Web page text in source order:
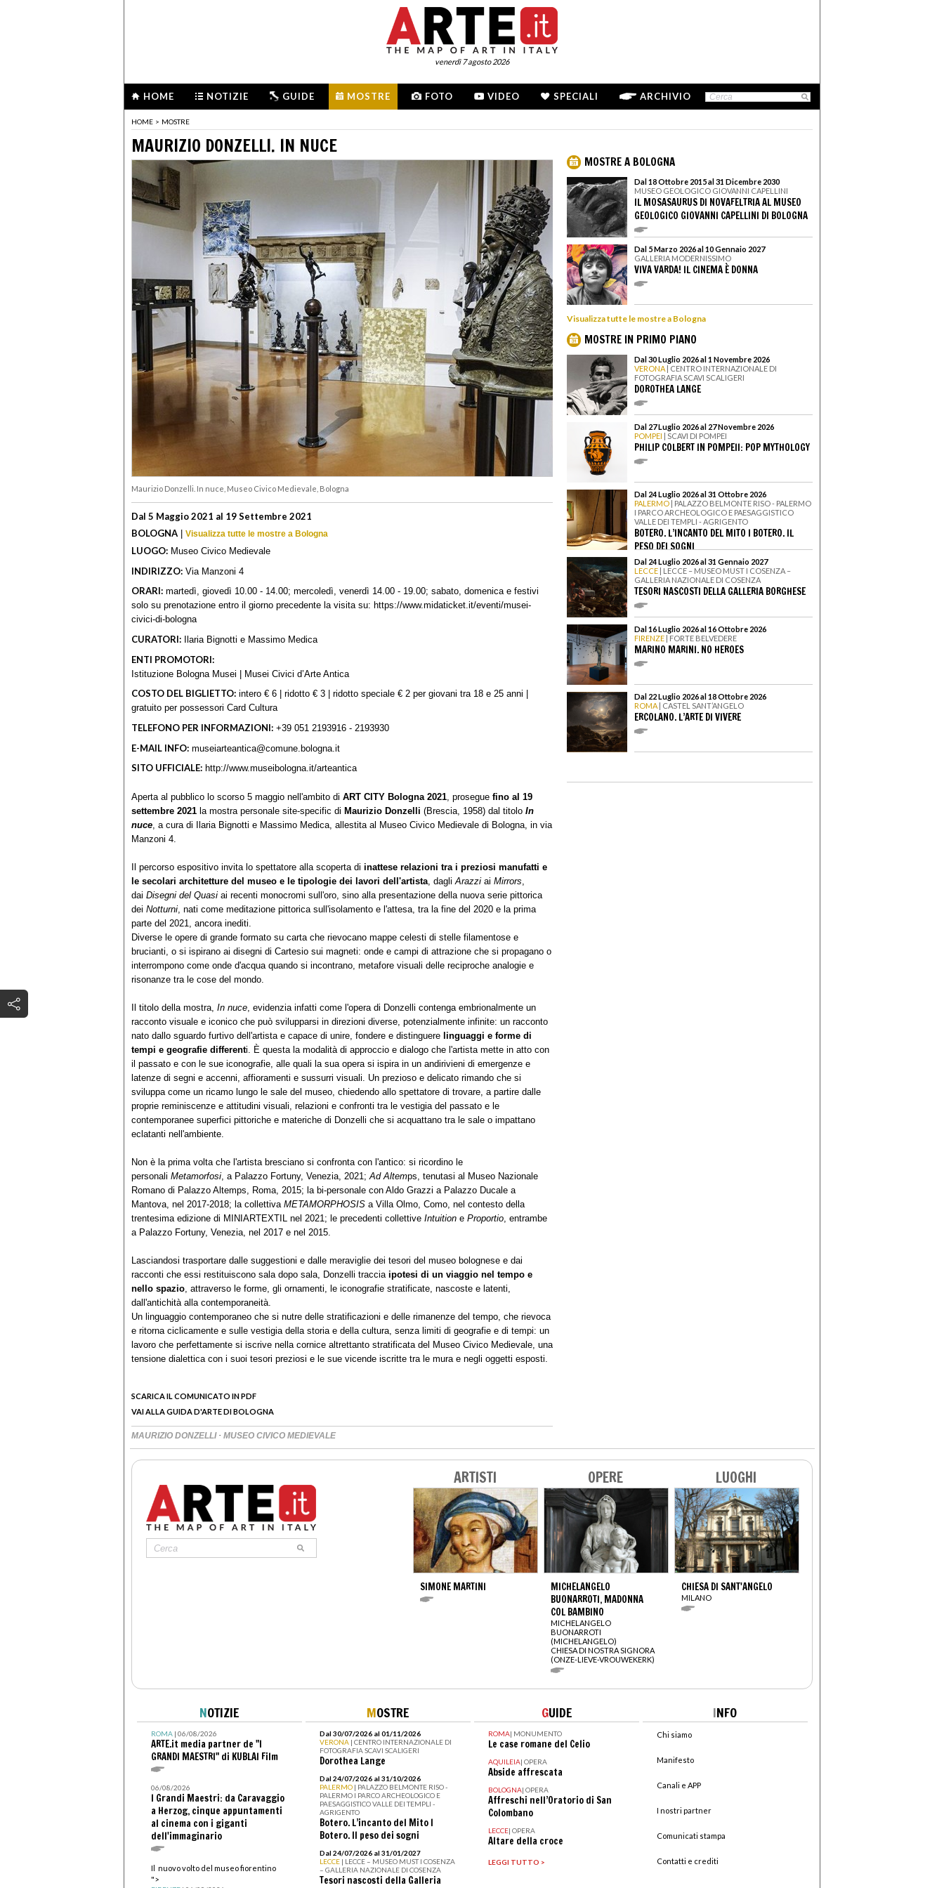
venerdì 7 agosto 2026
HOME NOTIZIE GUIDE MOSTRE FOTO VIDEO SPECIALI ARCHIVIO
HOME > MOSTRE
MAURIZIO DONZELLI. IN NUCE
Maurizio Donzelli. In nuce, Museo Civico Medievale, Bologna
Dal 5 Maggio 2021 al 19 Settembre 2021
BOLOGNA | Visualizza tutte le mostre a Bologna
LUOGO: Museo Civico Medievale
INDIRIZZO: Via Manzoni 4
ORARI: martedì, giovedì 10.00 - 14.00; mercoledì, venerdì 14.00 - 19.00; sabato, domenica e festivi
solo su prenotazione entro il giorno precedente la visita su: https://www.midaticket.it/eventi/musei-
civici-di-bologna
CURATORI: Ilaria Bignotti e Massimo Medica
ENTI PROMOTORI:
Istituzione Bologna Musei | Musei Civici d’Arte Antica
COSTO DEL BIGLIETTO: intero € 6 | ridotto € 3 | ridotto speciale € 2 per giovani tra 18 e 25 anni |
gratuito per possessori Card Cultura
TELEFONO PER INFORMAZIONI: +39 051 2193916 - 2193930
E-MAIL INFO: museiarteantica@comune.bologna.it
SITO UFFICIALE: http://www.museibologna.it/arteantica
Aperta al pubblico lo scorso 5 maggio nell'ambito di ART CITY Bologna 2021, prosegue fino al 19
settembre 2021 la mostra personale site-specific di Maurizio Donzelli (Brescia, 1958) dal titolo In
nuce, a cura di Ilaria Bignotti e Massimo Medica, allestita al Museo Civico Medievale di Bologna, in via
Manzoni 4.
Il percorso espositivo invita lo spettatore alla scoperta di inattese relazioni tra i preziosi manufatti e
le secolari architetture del museo e le tipologie dei lavori dell'artista, dagliArazzi ai Mirrors,
dai Disegni del Quasi ai recenti monocromi sull'oro, sino alla presentazione della nuova serie pittorica
dei Notturni, nati come meditazione pittorica sull'isolamento e l'attesa, tra la fine del 2020 e la prima
parte del 2021, ancora inediti.
Diverse le opere di grande formato su carta che rievocano mappe celesti di stelle filamentose e
brucianti, o si ispirano ai disegni di Cartesio sui magneti: onde e campi di attrazione che si propagano o
interrompono come onde d'acqua quando si incontrano, metafore visuali delle reciproche analogie e
risonanze tra le cose del mondo.
Il titolo della mostra, In nuce, evidenzia infatti come l'opera di Donzelli contenga embrionalmente un
racconto visuale e iconico che può svilupparsi in direzioni diverse, potenzialmente infinite: un racconto
nato dallo sguardo furtivo dell'artista e capace di unire, fondere e distinguere linguaggi e forme di
tempi e geografie differenti. È questa la modalità di approccio e dialogo che l'artista mette in atto con
il passato e con le sue iconografie, alle quali la sua opera si ispira in un andirivieni di emergenze e
latenze di segni e accenni, affioramenti e sussurri visuali. Un prezioso e delicato rimando che si
sviluppa come un ricamo lungo le sale del museo, chiedendo allo spettatore di trovare, a partire dalle
proprie reminiscenze e attitudini visuali, relazioni e confronti tra le vestigia del passato e le
contemporanee superfici pittoriche e materiche di Donzelli che si acquattano tra le sale o impattano
eclatanti nell'ambiente.
Non è la prima volta che l'artista bresciano si confronta con l'antico: si ricordino le
personali Metamorfosi, a Palazzo Fortuny, Venezia, 2021;Ad Altemps, tenutasi al Museo Nazionale
Romano di Palazzo Altemps, Roma, 2015; la bi-personale con Aldo Grazzi a Palazzo Ducale a
Mantova, nel 2017-2018; la collettiva METAMORPHOSIS a Villa Olmo, Como, nel contesto della
trentesima edizione di MINIARTEXTIL nel 2021; le precedenti collettive Intuition e Proportio, entrambe
a Palazzo Fortuny, Venezia, nel 2017 e nel 2015.
Lasciandosi trasportare dalle suggestioni e dalle meraviglie dei tesori del museo bolognese e dai
racconti che essi restituiscono sala dopo sala, Donzelli tracciaipotesi di un viaggio nel tempo e
nello spazio, attraverso le forme, gli ornamenti, le iconografie stratificate, nascoste e latenti,
dall'antichità alla contemporaneità.
Un linguaggio contemporaneo che si nutre delle stratificazioni e delle rimanenze del tempo, che rievoca
e ritorna ciclicamente e sulle vestigia della storia e della cultura, senza limiti di geografie e di tempi: un
lavoro che perfettamente si iscrive nella cornice altrettanto stratificata del Museo Civico Medievale, una
tensione dialettica con i suoi tesori preziosi e le sue vicende iscritte tra le mura e negli oggetti esposti.
SCARICA IL COMUNICATO IN PDF
VAI ALLA GUIDA D'ARTE DI BOLOGNA
MAURIZIO DONZELLI · MUSEO CIVICO MEDIEVALE
MOSTRE A BOLOGNA
Dal 18 Ottobre 2015 al 31 Dicembre 2030
MUSEO GEOLOGICO GIOVANNI CAPELLINI
IL MOSASAURUS DI NOVAFELTRIA AL MUSEO
GEOLOGICO GIOVANNI CAPELLINI DI BOLOGNA
Dal 5 Marzo 2026 al 10 Gennaio 2027
GALLERIA MODERNISSIMO
VIVA VARDA! IL CINEMA È DONNA
Visualizza tutte le mostre a Bologna
MOSTRE IN PRIMO PIANO
Dal 30 Luglio 2026 al 1 Novembre 2026
VERONA | CENTRO INTERNAZIONALE DI
FOTOGRAFIA SCAVI SCALIGERI
DOROTHEA LANGE
Dal 27 Luglio 2026 al 27 Novembre 2026
POMPEI | SCAVI DI POMPEI
PHILIP COLBERT IN POMPEII: POP MYTHOLOGY
Dal 24 Luglio 2026 al 31 Ottobre 2026
PALERMO | PALAZZO BELMONTE RISO - PALERMO
I PARCO ARCHEOLOGICO E PAESAGGISTICO
VALLE DEI TEMPLI - AGRIGENTO
BOTERO. L’INCANTO DEL MITO I BOTERO. IL
PESO DEI SOGNI
Dal 24 Luglio 2026 al 31 Gennaio 2027
LECCE | LECCE – MUSEO MUST I COSENZA –
GALLERIA NAZIONALE DI COSENZA
TESORI NASCOSTI DELLA GALLERIA BORGHESE
Dal 16 Luglio 2026 al 16 Ottobre 2026
FIRENZE | FORTE BELVEDERE
MARINO MARINI. NO HEROES
Dal 22 Luglio 2026 al 18 Ottobre 2026
ROMA | CASTEL SANT’ANGELO
ERCOLANO. L’ARTE DI VIVERE
ARTISTI
SIMONE MARTINI
OPERE
MICHELANGELO
BUONARROTI, MADONNA
COL BAMBINO
MICHELANGELO
BUONARROTI
(MICHELANGELO)
CHIESA DI NOSTRA SIGNORA
(ONZE-LIEVE-VROUWEKERK)
LUOGHI
CHIESA DI SANT'ANGELO
MILANO
NOTIZIE
ROMA| 06/08/2026
ARTE.it media partner de "I
GRANDI MAESTRI" di KUBLAI Film
06/08/2026
I Grandi Maestri: da Caravaggio
a Herzog, cinque appuntamenti
al cinema con i giganti
dell'immaginario
Il nuovo volto del museo fiorentino
">
MOSTRE
Dal 30/07/2026 al 01/11/2026
VERONA | CENTRO INTERNAZIONALE DI
FOTOGRAFIA SCAVI SCALIGERI
Dorothea Lange
Dal 24/07/2026 al 31/10/2026
PALERMO | PALAZZO BELMONTE RISO -
PALERMO I PARCO ARCHEOLOGICO E
PAESAGGISTICO VALLE DEI TEMPLI -
AGRIGENTO
Botero. L’incanto del Mito I
Botero. Il peso dei sogni
Dal 24/07/2026 al 31/01/2027
LECCE | LECCE – MUSEO MUST I COSENZA
– GALLERIA NAZIONALE DI COSENZA
Tesori nascosti della Galleria
GUIDE
ROMA| MONUMENTO
Le case romane del Celio
AQUILEIA| OPERA
Abside affrescata
BOLOGNA| OPERA
Affreschi nell’Oratorio di San
Colombano
LECCE| OPERA
Altare della croce
LEGGI TUTTO >
INFO
Chi siamo
Manifesto
Canali e APP
I nostri partner
Comunicati stampa
Contatti e crediti